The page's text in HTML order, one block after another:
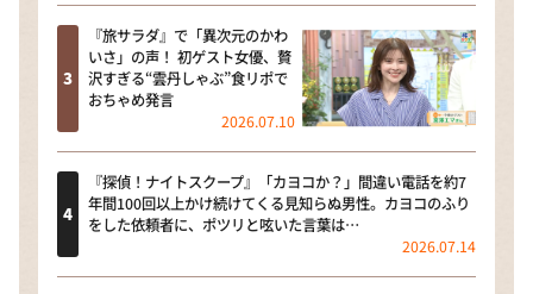
『旅サラダ』で「異次元のかわ
いさ」の声！ 初ゲスト女優、贅
沢すぎる“雲丹しゃぶ”食リポで
おちゃめ発言
2026.07.10
『探偵！ナイトスクープ』「カヨコか？」間違い電話を約7
年間100回以上かけ続けてくる見知らぬ男性。カヨコのふり
をした依頼者に、ポツリと呟いた言葉は…
2026.07.14